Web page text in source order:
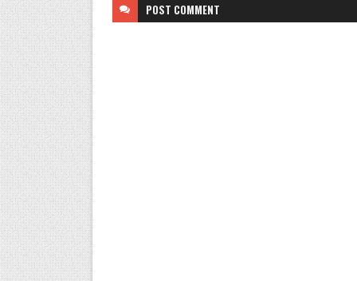
POST COMMENT